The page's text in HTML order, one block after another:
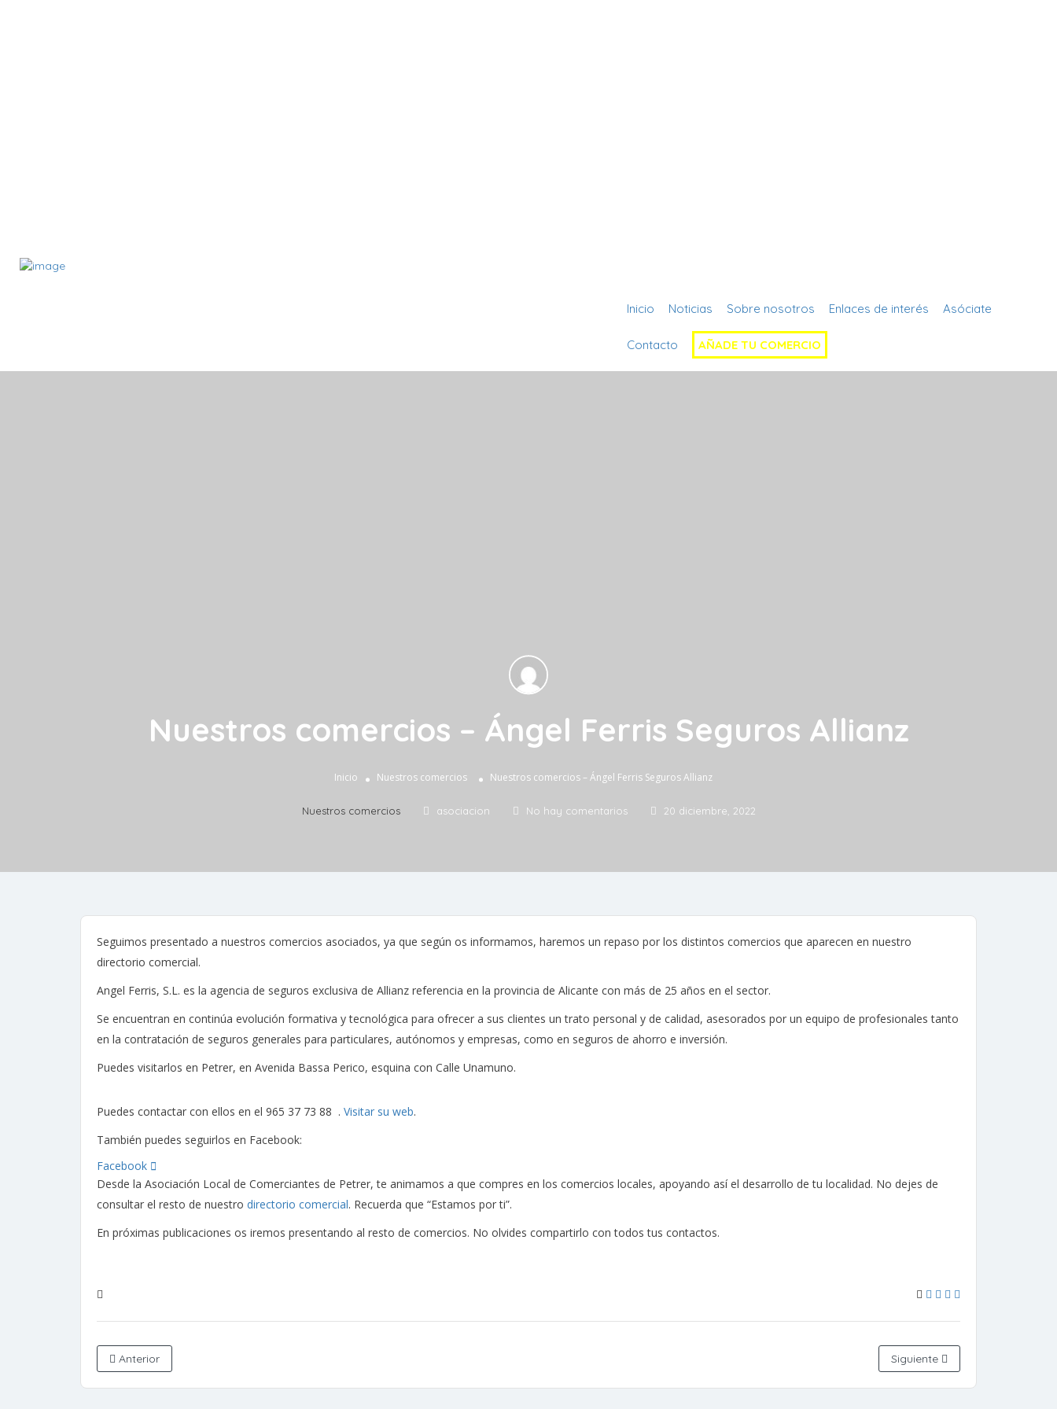
Inicio Noticias Sobre nosotros Enlaces de interés Asóciate
Contacto AÑADE TU COMERCIO
Nuestros comercios – Ángel Ferris Seguros Allianz
Inicio Nuestros comercios Nuestros comercios – Ángel Ferris Seguros Allianz
Nuestros comercios asociacion No hay comentarios 20 diciembre, 2022
Seguimos presentado a nuestros comercios asociados, ya que según os informamos, haremos un repaso por los distintos comercios que aparecen en nuestro
directorio comercial.
Angel Ferris, S.L. es la agencia de seguros exclusiva de Allianz referencia en la provincia de Alicante con más de 25 años en el sector.
Se encuentran en continúa evolución formativa y tecnológica para ofrecer a sus clientes un trato personal y de calidad, asesorados por un equipo de profesionales tanto
en la contratación de seguros generales para particulares, autónomos y empresas, como en seguros de ahorro e inversión.
Puedes visitarlos en Petrer, en Avenida Bassa Perico, esquina con Calle Unamuno.
Puedes contactar con ellos en el 965 37 73 88 . Visitar su web.
También puedes seguirlos en Facebook:
Facebook
Desde la Asociación Local de Comerciantes de Petrer, te animamos a que compres en los comercios locales, apoyando así el desarrollo de tu localidad. No dejes de
consultar el resto de nuestro directorio comercial. Recuerda que “Estamos por ti”.
En próximas publicaciones os iremos presentando al resto de comercios. No olvides compartirlo con todos tus contactos.
Anterior Siguiente